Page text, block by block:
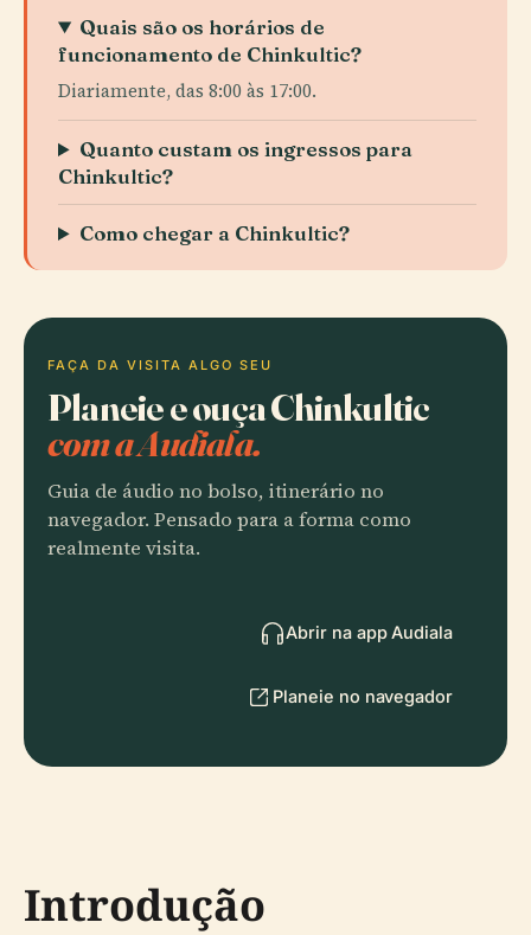
Quais são os horários de
funcionamento de Chinkultic?
Diariamente, das 8:00 às 17:00.
Quanto custam os ingressos para
Chinkultic?
Como chegar a Chinkultic?
FAÇA DA VISITA ALGO SEU
Planeie e ouça Chinkultic
com a Audiala.
Guia de áudio no bolso, itinerário no
navegador. Pensado para a forma como
realmente visita.
Abrir na app Audiala
Planeie no navegador
Introdução